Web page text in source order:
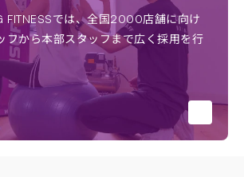
FITNESSでは、全国2000店舗に向け
フから本部スタッフまで広く採用を行